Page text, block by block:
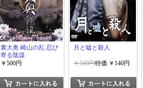
裏大奥 崎山の乱 忍び
寄る陰謀
￥500円
月と嘘と殺人
￥500円特価:￥140円